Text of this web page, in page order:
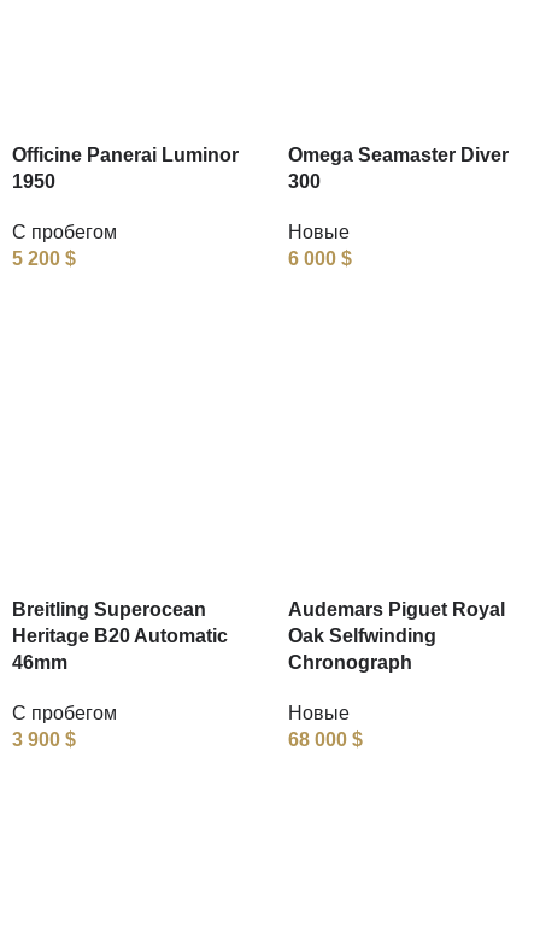
Officine Panerai Luminor
1950
С пробегом
5 200 $
Omega Seamaster Diver
300
Новые
6 000 $
Breitling Superocean
Heritage B20 Automatic
46mm
С пробегом
3 900 $
Audemars Piguet Royal
Oak Selfwinding
Chronograph
Новые
68 000 $